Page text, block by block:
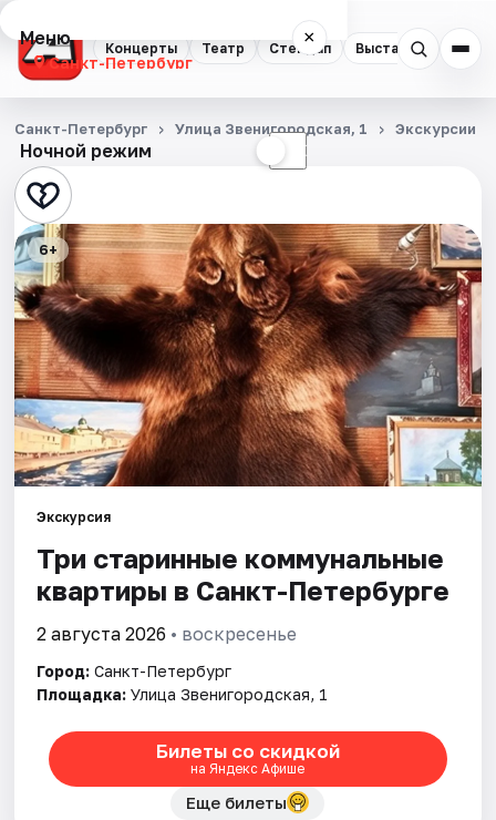
Концерты Театр Стендап Выставки
Меню ×
Санкт-Петербург
Концерты
Театр
Стендап
Выставки
Квесты
Экскурсии
Спорт
События
Города
Площадки
Рейтинги
Ночной режим ☾
Санкт-Петербург Улица Звенигородская, 1 Экскурсии
6+
Экскурсия
Три старинные коммунальные
квартиры в Санкт-Петербурге
2 августа 2026 • воскресенье
Город: Санкт-Петербург
Площадка: Улица Звенигородская, 1
Билеты со скидкой
на Яндекс Афише
Еще билеты